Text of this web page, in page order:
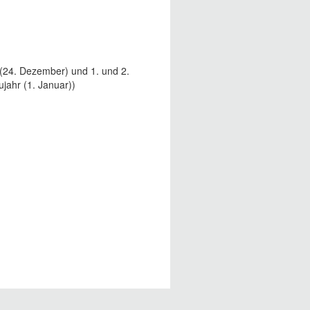
Dezember) und 1. und 2.
(1. Januar))